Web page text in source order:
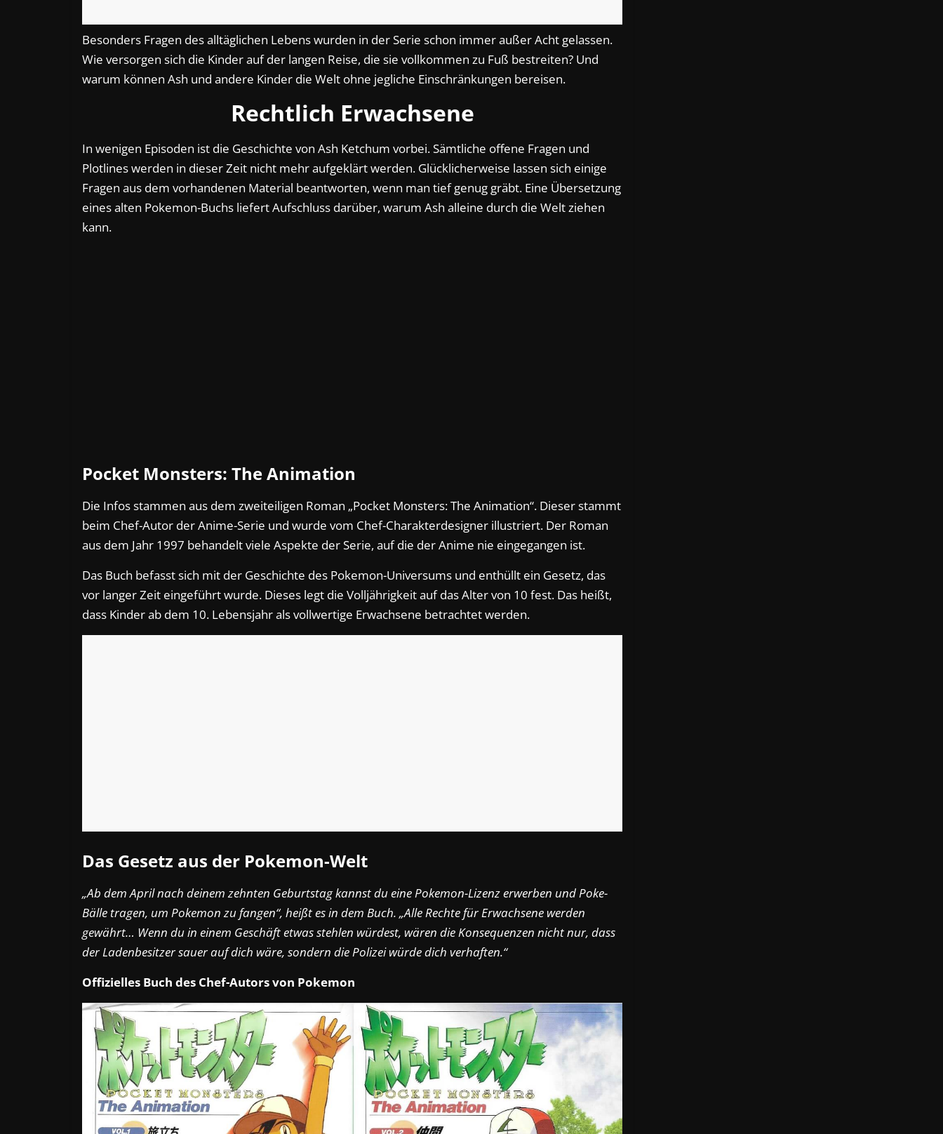
Besonders Fragen des alltäglichen Lebens wurden in der Serie schon immer außer Acht gelassen.
Wie versorgen sich die Kinder auf der langen Reise, die sie vollkommen zu Fuß bestreiten? Und
warum können Ash und andere Kinder die Welt ohne jegliche Einschränkungen bereisen.
Rechtlich Erwachsene
In wenigen Episoden ist die Geschichte von Ash Ketchum vorbei. Sämtliche offene Fragen und
Plotlines werden in dieser Zeit nicht mehr aufgeklärt werden. Glücklicherweise lassen sich einige
Fragen aus dem vorhandenen Material beantworten, wenn man tief genug gräbt. Eine Übersetzung
eines alten Pokemon-Buchs liefert Aufschluss darüber, warum Ash alleine durch die Welt ziehen
kann.
Pocket Monsters: The Animation
Die Infos stammen aus dem zweiteiligen Roman „Pocket Monsters: The Animation“. Dieser stammt
beim Chef-Autor der Anime-Serie und wurde vom Chef-Charakterdesigner illustriert. Der Roman
aus dem Jahr 1997 behandelt viele Aspekte der Serie, auf die der Anime nie eingegangen ist.
Das Buch befasst sich mit der Geschichte des Pokemon-Universums und enthüllt ein Gesetz, das
vor langer Zeit eingeführt wurde. Dieses legt die Volljährigkeit auf das Alter von 10 fest. Das heißt,
dass Kinder ab dem 10. Lebensjahr als vollwertige Erwachsene betrachtet werden.
Das Gesetz aus der Pokemon-Welt
„Ab dem April nach deinem zehnten Geburtstag kannst du eine Pokemon-Lizenz erwerben und Poke-
Bälle tragen, um Pokemon zu fangen“, heißt es in dem Buch. „Alle Rechte für Erwachsene werden
gewährt… Wenn du in einem Geschäft etwas stehlen würdest, wären die Konsequenzen nicht nur, dass
der Ladenbesitzer sauer auf dich wäre, sondern die Polizei würde dich verhaften.“
Offizielles Buch des Chef-Autors von Pokemon